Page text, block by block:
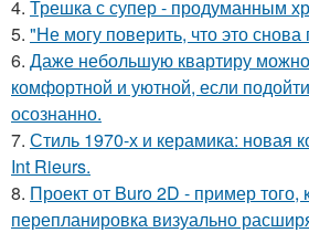
4. Трешка с супер - продуманным
5. "Не могу поверить, что это
6. Даже небольшую квартиру
комфортной и уютной, если
осознанно.
7. Стиль 1970-х и керамика: новая
Int Rieurs.
8. Проект от Buro 2D - пример того,
перепланировка визуально